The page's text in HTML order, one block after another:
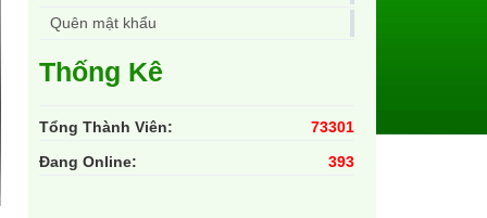
Quên mật khẩu
Thống Kê
Tổng Thành Viên:
73301
Đang Online:
393